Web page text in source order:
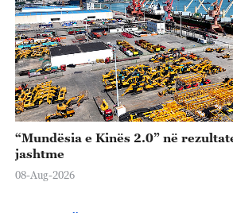
“Mundësia e Kinës 2.0” në
jashtme
08-Aug-2026